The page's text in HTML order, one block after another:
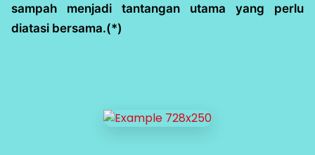
sampah menjadi tantangan utama yang perlu
diatasi bersama.(*)